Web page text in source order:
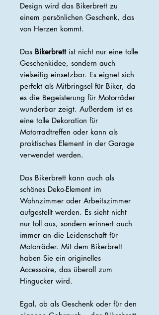
Design wird das Bikerbrett zu
einem persönlichen Geschenk, das
von Herzen kommt.
Das Bikerbrett ist nicht nur eine tolle
Geschenkidee, sondern auch
vielseitig einsetzbar. Es eignet sich
perfekt als Mitbringsel für Biker, da
es die Begeisterung für Motorräder
wunderbar zeigt. Außerdem ist es
eine tolle Dekoration für
Motorradtreffen oder kann als
praktisches Element in der Garage
verwendet werden.
Das Bikerbrett kann auch als
schönes Deko-Element im
Wohnzimmer oder Arbeitszimmer
aufgestellt werden. Es sieht nicht
nur toll aus, sondern erinnert auch
immer an die Leidenschaft für
Motorräder. Mit dem Bikerbrett
haben Sie ein originelles
Accessoire, das überall zum
Hingucker wird.
Egal, ob als Geschenk oder für den